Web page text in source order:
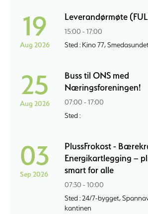
19
Aug 2026
Leverandørmøte
15:00 - 17:00
Sted : Kino 77,
25
Aug 2026
Buss til ONS med
Næringsforeningen!
07:00 - 17:00
Sted :
03
Sep 2026
PlussFrokost -
Energikartlegging –
smart for alle
07:30 - 10:00
Sted : 24/7-bygget,
kantinen